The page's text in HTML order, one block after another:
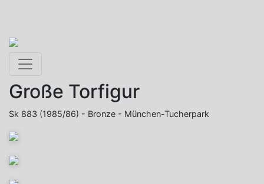
Toggle navigation
Große Torfigur
Sk 883 (1985/86) - Bronze - München-Tucherpark